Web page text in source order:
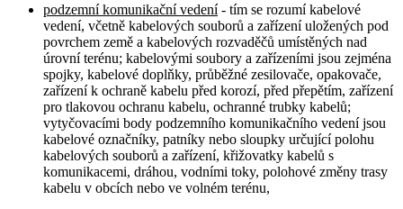
podzemní komunikační vedení- tím se rozumí kabelové
vedení, včetně kabelových souborů a zařízení uložených pod
povrchem země a kabelových rozvaděčů umístěných nad
úrovní terénu; kabelovými soubory a zařízeními jsou zejména
spojky, kabelové doplňky, průběžné zesilovače, opakovače,
zařízení k ochraně kabelu před korozí, před přepětím, zařízení
pro tlakovou ochranu kabelu, ochranné trubky kabelů;
vytyčovacími body podzemního komunikačního vedení jsou
kabelové označníky, patníky nebo sloupky určující polohu
kabelových souborů a zařízení, křižovatky kabelů s
komunikacemi, dráhou, vodními toky, polohové změny trasy
kabelu v obcích nebo ve volném terénu,